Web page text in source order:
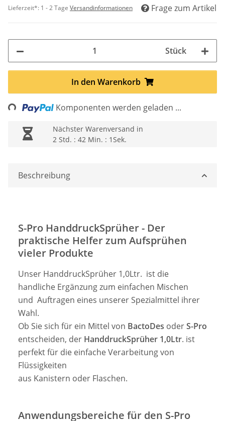
Lieferzeit*: 1 - 2 Tage Versandinformationen Frage zum Artikel
Stück
In den Warenkorb
Loading... Komponenten werden geladen ...
Nächster Warenversand in
2 Std. : 42 Min. : 0Sek.
Beschreibung
S-Pro HanddruckSprüher - Der
praktische Helfer zum Aufsprühen
vieler Produkte
Unser HanddruckSprüher 1,0Ltr. ist die
handliche Ergänzung zum einfachen Mischen
und Auftragen eines unserer Spezialmittel ihrer
Wahl.
Ob Sie sich für ein Mittel von BactoDes oderS-Pro
entscheiden, der HanddruckSprüher 1,0Ltr. ist
perfekt für die einfache Verarbeitung von
Flüssigkeiten
aus Kanistern oder Flaschen.
Anwendungsbereiche für den S-Pro